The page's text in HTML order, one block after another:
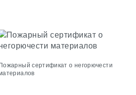
Пожарный сертификат о негорючести